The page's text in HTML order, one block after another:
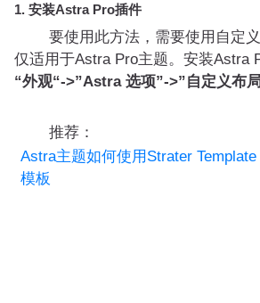
1. 安装Astra Pro插件
要使用此方法，需要使用自定义
仅适用于Astra Pro主题。安装Astra
“外观“->”Astra 选项”->”自定义布
推荐：
Astra主题如何使用Strater
模板